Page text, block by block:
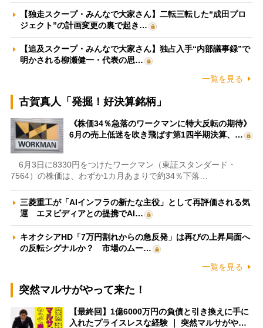
【独走スクープ・みんなで大家さん】二転三転した“成田プロ
ジェクト”の計画変更の裏で起き…
【追及スクープ・みんなで大家さん】独占入手“内部議事録”で
明かされる柳瀬健一・代表の思…
一覧を見る
古賀真人「発掘！好決算銘柄」
《株価34％急落のワークマンに特大反転の期待》
6月の売上低迷を吹き飛ばす第1四半期決算、…
6月3日に8330円をつけたワークマン（東証スタンダード・
7564）の株価は、わずか1カ月あまりで約34％下落…
三菱重工が「AIインフラの新たな主役」として再評価される気
運 エヌビディアとの提携でAI…
キオクシアHD「7万円割れからの急反発」は再びの上昇局面へ
の反転シグナルか？ 市場のムー…
一覧を見る
突然マルサがやって来た！
【最終回】1億6000万円の負債と引き換えに手に
入れたプライスレスな経験 ｜ 突然マルサがや…